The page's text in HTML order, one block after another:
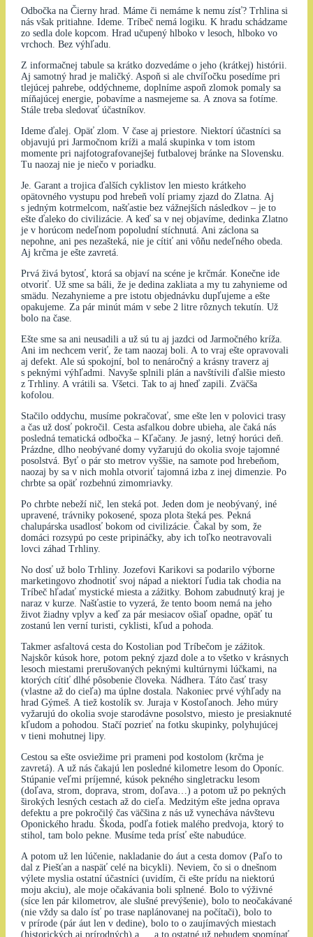
Odbočka na Čierny hrad. Máme či nemáme k nemu zísť? Trhlina si
nás však pritiahne. Ideme. Tríbeč nemá logiku. K hradu schádzame
zo sedla dole kopcom. Hrad učupený hlboko v lesoch, hlboko vo
vrchoch. Bez výhľadu.
Z informačnej tabule sa krátko dozvedáme o jeho (krátkej) histórii.
Aj samotný hrad je maličký. Aspoň si ale chvíľočku posedíme pri
tlejúcej pahrebe, oddýchneme, doplníme aspoň zlomok pomaly sa
míňajúcej energie, pobavíme a nasmejeme sa. A znova sa fotíme.
Stále treba sledovať účastníkov.
Ideme ďalej. Opäť zlom. V čase aj priestore. Niektorí účastníci sa
objavujú pri Jarmočnom kríži a malá skupinka v tom istom
momente pri najfotografovanejšej futbalovej bránke na Slovensku.
Tu naozaj nie je niečo v poriadku.
Je. Garant a trojica ďalších cyklistov len miesto krátkeho
opätovného vystupu pod hrebeň volí priamy zjazd do Zlatna. Aj
s jedným kotrmelcom, našťastie bez vážnejších následkov – je to
ešte ďaleko do civilizácie. A keď sa v nej objavíme, dedinka Zlatno
je v horúcom nedeľnom popoludní stíchnutá. Ani záclona sa
nepohne, ani pes nezašteká, nie je cítiť ani vôňu nedeľného obeda.
Aj krčma je ešte zavretá.
Prvá živá bytosť, ktorá sa objaví na scéne je krčmár. Konečne ide
otvoriť. Už sme sa báli, že je dedina zakliata a my tu zahynieme od
smädu. Nezahynieme a pre istotu objednávku dupľujeme a ešte
opakujeme. Za pár minút mám v sebe 2 litre rôznych tekutín. Už
bolo na čase.
Ešte sme sa ani neusadili a už sú tu aj jazdci od Jarmočného kríža.
Ani im nechcem veriť, že tam naozaj boli. A to vraj ešte opravovali
aj defekt. Ale sú spokojní, bol to nenáročný a krásny traverz aj
s peknými výhľadmi. Navyše splnili plán a navštívili ďalšie miesto
z Trhliny. A vrátili sa. Všetci. Tak to aj hneď zapili. Zväčša
kofolou.
Stačilo oddychu, musíme pokračovať, sme ešte len v polovici trasy
a čas už dosť pokročil. Cesta asfalkou dobre ubieha, ale čaká nás
posledná tematická odbočka – Kľačany. Je jasný, letný horúci deň.
Prázdne, dlho neobývané domy vyžarujú do okolia svoje tajomné
posolstvá. Byť o pár sto metrov vyššie, na samote pod hrebeňom,
naozaj by sa v nich mohla otvoriť tajomná izba z inej dimenzie. Po
chrbte sa opäť rozbehnú zimomriavky.
Po chrbte nebeží nič, len steká pot. Jeden dom je neobývaný, iné
upravené, trávniky pokosené, spoza plota šteká pes. Pekná
chalupárska usadlosť bokom od civilizácie. Čakal by som, že
domáci rozsypú po ceste pripináčky, aby ich toľko neotravovali
lovci záhad Trhliny.
No dosť už bolo Trhliny. Jozefovi Karikovi sa podarilo výborne
marketingovo zhodnotiť svoj nápad a niektorí ľudia tak chodia na
Tríbeč hľadať mystické miesta a zážitky. Bohom zabudnutý kraj je
naraz v kurze. Našťastie to vyzerá, že tento boom nemá na jeho
život žiadny vplyv a keď za pár mesiacov ošiaľ opadne, opäť tu
zostanú len verní turisti, cyklisti, kľud a pohoda.
Takmer asfaltová cesta do Kostolian pod Tríbečom je zážitok.
Najskôr kúsok hore, potom pekný zjazd dole a to všetko v krásnych
lesoch miestami prerušovaných peknými kultúrnymi lúčkami, na
ktorých cítiť dlhé pôsobenie človeka. Nádhera. Táto časť trasy
(vlastne až do cieľa) ma úplne dostala. Nakoniec prvé výhľady na
hrad Gýmeš. A tiež kostolík sv. Juraja v Kostoľanoch. Jeho múry
vyžarujú do okolia svoje starodávne posolstvo, miesto je presiaknuté
kľudom a pohodou. Stačí pozrieť na fotku skupinky, polyhujúcej
v tieni mohutnej lipy.
Cestou sa ešte osviežime pri prameni pod kostolom (krčma je
zavretá). A už nás čakajú len posledné kilometre lesom do Oponíc.
Stúpanie veľmi príjemné, kúsok pekného singletracku lesom
(doľava, strom, doprava, strom, doľava…) a potom už po pekných
širokých lesných cestach až do cieľa. Medzitým ešte jedna oprava
defektu a pre pokročilý čas väčšina z nás už vynecháva návštevu
Oponického hradu. Škoda, podľa fotiek malého predvoja, ktorý to
stihol, tam bolo pekne. Musíme teda prísť ešte nabudúce.
A potom už len lúčenie, nakladanie do áut a cesta domov (Paľo to
dal z Piešťan a naspäť celé na bicykli). Neviem, čo si o dnešnom
výlete myslia ostatní účastníci (uvidím, či ešte prídu na niektorú
moju akciu), ale moje očakávania boli splnené. Bolo to výživné
(síce len pár kilometrov, ale slušné prevýšenie), bolo to neočakávané
(nie vždy sa dalo ísť po trase naplánovanej na počítači), bolo to
v prírode (pár áut len v dedine), bolo to o zaujímavých miestach
(historických aj prírodných) a … a to ostatné už nebudem spomínať